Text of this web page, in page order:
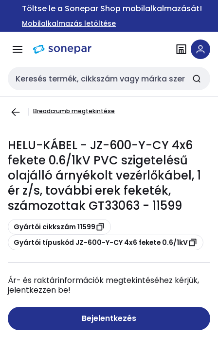
Ugrás a
Ugrás a
tartalomra
Töltse le a Sonepar Shop mobilalkalmazását!
Mobilalkalmazás letöltése
Keresési bemenet
Breadcrumb megtekintése
HELU-KÁBEL - JZ-600-Y-CY 4x6
fekete 0.6/1kV PVC szigetelésű
olajálló árnyékolt vezérlőkábel, 1
ér z/s, további erek feketék,
számozottak GT33063 - 11599
Másolás
Gyártói cikkszám 11599
Másolás
Gyártói típuskód JZ-600-Y-CY 4x6 fekete 0.6/1kV
Ár- és raktárinformációk megtekintéséhez kérjük,
jelentkezzen be!
Bejelentkezés